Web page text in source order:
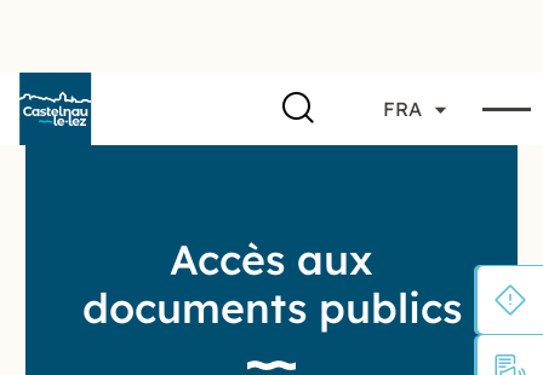
FRA
Accès aux
documents publics